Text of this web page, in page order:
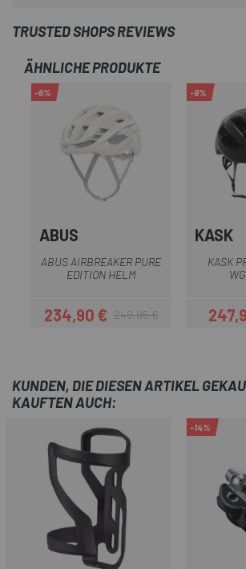
TRUSTED SHOPS REVIEWS
ÄHNLICHE PRODUKTE
-6%
ABUS
ABUS AIRBREAKER PURE
EDITION HELM
Preis
234,90 €Regulärer Preis
249,95 €
-9%
KASK
KASK
KUNDEN, DIE DIESEN ARTIKEL
KAUFTEN AUCH:
-14%